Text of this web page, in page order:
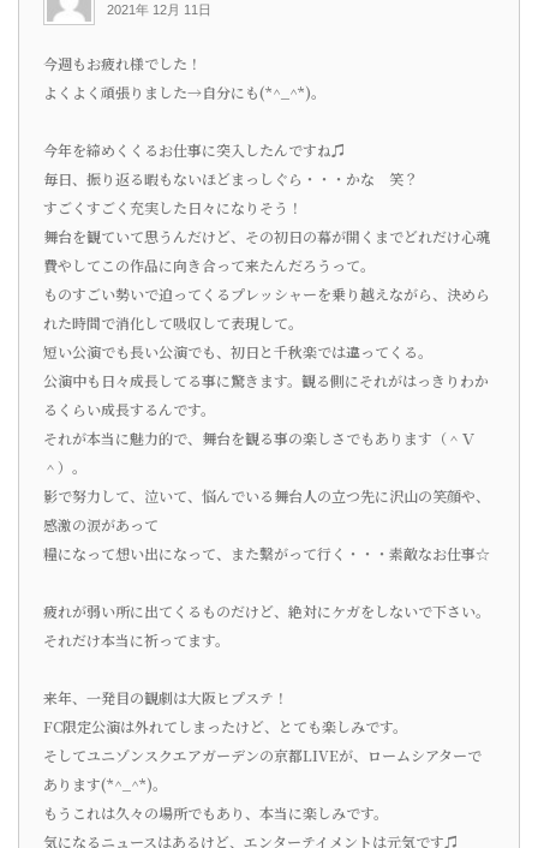
2021年 12月 11日
今週もお疲れ様でした！
よくよく頑張りました→自分にも(*^_^*)。
今年を締めくくるお仕事に突入したんですね♫
毎日、振り返る暇もないほどまっしぐら・・・かな 笑？
すごくすごく充実した日々になりそう！
舞台を観ていて思うんだけど、その初日の幕が開くまでどれだけ心魂
費やしてこの作品に向き合って来たんだろうって。
ものすごい勢いで迫ってくるプレッシャーを乗り越えながら、決めら
れた時間で消化して吸収して表現して。
短い公演でも長い公演でも、初日と千秋楽では違ってくる。
公演中も日々成長してる事に驚きます。観る側にそれがはっきりわか
るくらい成長するんです。
それが本当に魅力的で、舞台を観る事の楽しさでもあります（＾ｖ
＾）。
影で努力して、泣いて、悩んでいる舞台人の立つ先に沢山の笑顔や、
感激の涙があって
糧になって想い出になって、また繋がって行く・・・素敵なお仕事☆
疲れが弱い所に出てくるものだけど、絶対にケガをしないで下さい。
それだけ本当に祈ってます。
来年、一発目の観劇は大阪ヒプステ！
FC限定公演は外れてしまったけど、とても楽しみです。
そしてユニゾンスクエアガーデンの京都LIVEが、ロームシアターで
あります(*^_^*)。
もうこれは久々の場所でもあり、本当に楽しみです。
気になるニュースはあるけど、エンターテイメントは元気です♫